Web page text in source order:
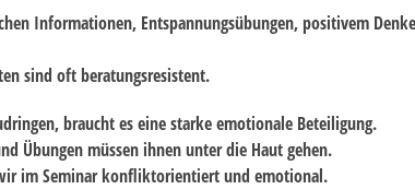
Informationen, Entspannungsübungen, positivem
sind oft beratungsresistent.
braucht es eine starke emotionale Beteiligung.
Übungen müssen ihnen unter die Haut gehen.
im Seminar konfliktorientiert und emotional.